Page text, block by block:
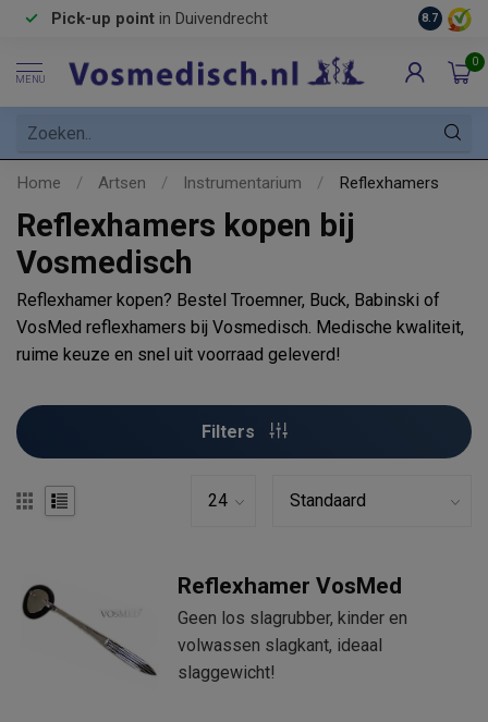
inNL & BEvanaf€85 * in8.7
MENU
0
Home / Artsen / Instrumentarium / Reflexhamers
Reflexhamers kopen bij
Vosmedisch
Reflexhamer kopen? Bestel Troemner, Buck, Babinski of
VosMed reflexhamers bij Vosmedisch. Medische kwaliteit,
ruime keuze en snel uit voorraad geleverd!
Filters
Reflexhamer VosMed
Geen los slagrubber, kinder en
volwassen slagkant, ideaal
slaggewicht!